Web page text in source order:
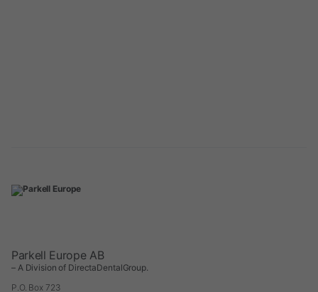
Parkell Europe AB
– A Division of DirectaDentalGroup.
P.O. Box 723